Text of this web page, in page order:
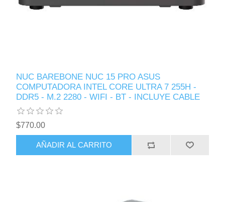
NUC BAREBONE NUC 15 PRO ASUS
COMPUTADORA INTEL CORE ULTRA 7 255H -
DDR5 - M.2 2280 - WIFI - BT - INCLUYE CABLE
$770.00
AÑADIR AL CARRITO